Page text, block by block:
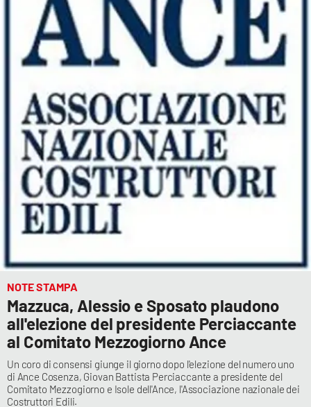
NOTE STAMPA
Mazzuca, Alessio e Sposato plaudono
all'elezione del presidente Perciaccante
al Comitato Mezzogiorno Ance
Un coro di consensi giunge il giorno dopo l'elezione del numero uno
di Ance Cosenza, Giovan Battista Perciaccante a presidente del
Comitato Mezzogiorno e Isole dell'Ance, l'Associazione nazionale dei
Costruttori Edili.